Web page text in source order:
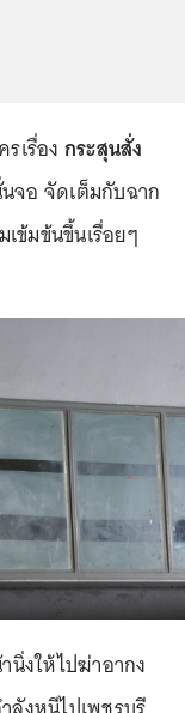
เรื่อง กระสุนสั่ง
จอ จัดเต็มกับฉาก
ข้มข้นขึ้นเรื่อยๆ
งให้ไปฆ่าอากง